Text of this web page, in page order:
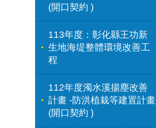
(開口契約 )
113年度：彰化縣王功新
生地海堤整體環境改善工
程
112年度濁水溪揚塵改善
計畫 -防洪植栽等建置計畫
(開口契約 )